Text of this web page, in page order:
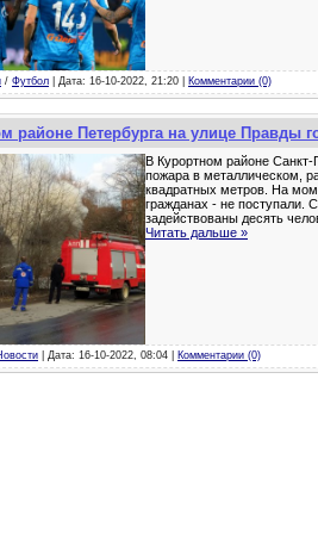
/ Футбол | Дата: 16-10-2022, 21:20 | Комментарии (0)
районе Петербурга на улице Правды
В Курортном районе
пожара в металлическом,
квадратных метров. На
гражданах - не поступали.
задействованы десять
Читать дальше »
| Дата: 16-10-2022, 08:04 | Комментарии (0)